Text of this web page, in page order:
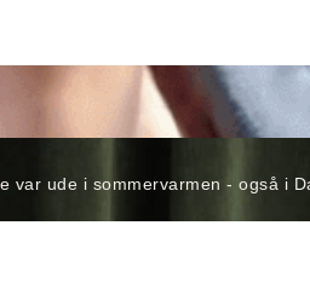
ude i sommervarmen - også i